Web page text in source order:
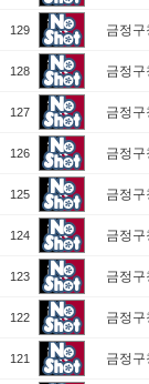
129 금정구
128 금정구
127 금정구
126 금정구
125 금정구
124 금정구
123 금정구
122 금정구
121 금정구